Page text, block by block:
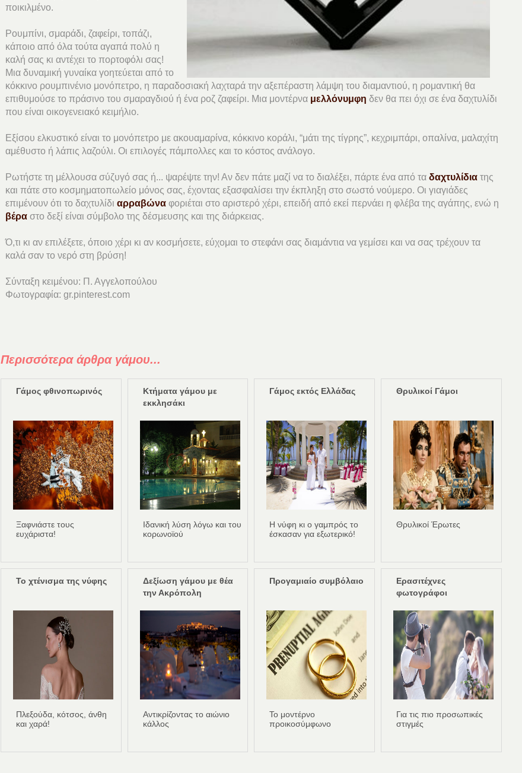
ποικιλμένο.
Ρουμπίνι, σμαράδι, ζαφείρι, τοπάζι,
κάποιο από όλα τούτα αγαπά πολύ η
καλή σας κι αντέχει το πορτοφόλι σας!
Μια δυναμική γυναίκα γοητεύεται από το
κόκκινο ρουμπινένιο μονόπετρο, η παραδοσιακή λαχταρά την αξεπέραστη λάμψη του διαμαντιού, η ρομαντική θα
επιθυμούσε το πράσινο του σμαραγδιού ή ένα ροζ ζαφείρι. Μια μοντέρνα μελλόνυμφη δεν θα πει όχι σε ένα δαχτυλίδι
που είναι οικογενειακό κειμήλιο.
Εξίσου ελκυστικό είναι το μονόπετρο με ακουαμαρίνα, κόκκινο κοράλι, “μάτι της τίγρης”, κεχριμπάρι, οπαλίνα, μαλαχίτη
αμέθυστο ή λάπις λαζούλι. Οι επιλογές πάμπολλες και το κόστος ανάλογο.
Ρωτήστε τη μέλλουσα σύζυγό σας ή... ψαρέψτε την! Αν δεν πάτε μαζί να το διαλέξει, πάρτε ένα από ταδαχτυλίδια της
και πάτε στο κοσμηματοπωλείο μόνος σας, έχοντας εξασφαλίσει την έκπληξη στο σωστό νούμερο. Οι γιαγιάδες
επιμένουν ότι το δαχτυλίδιαρραβώνα φοριέται στο αριστερό χέρι, επειδή από εκεί περνάει η φλέβα της αγάπης, ενώ η
βέρα στο δεξί είναι σύμβολο της δέσμευσης και της διάρκειας.
Ό,τι κι αν επιλέξετε, όποιο χέρι κι αν κοσμήσετε, εύχομαι το στεφάνι σας διαμάντια να γεμίσει και να σας τρέχουν τα
καλά σαν το νερό στη βρύση!
Σύνταξη κειμένου: Π. Αγγελοπούλου
Φωτογραφία: gr.pinterest.com
Περισσότερα άρθρα γάμου...
Γάμος φθινοπωρινός
Ξαφνιάστε τους
ευχάριστα!
Κτήματα γάμου με
εκκλησάκι
Ιδανική λύση λόγω και του
κορωνοϊού
Γάμος εκτός Ελλάδας
Η νύφη κι ο γαμπρός το
έσκασαν για εξωτερικό!
Θρυλικοί Γάμοι
Θρυλικοί Έρωτες
Το χτένισμα της νύφης
Πλεξούδα, κότσος, άνθη
και χαρά!
Δεξίωση γάμου με θέα
την Ακρόπολη
Aντικρίζοντας το αιώνιο
κάλλος
Προγαμιαίο συμβόλαιο
Το μοντέρνο
προικοσύμφωνο
Ερασιτέχνες
φωτογράφοι
Για τις πιο προσωπικές
στιγμές